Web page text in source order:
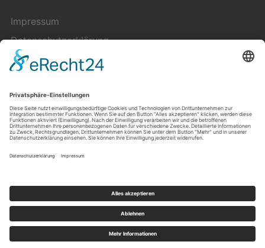
Impressum
Datenschutzerklärung
Cookie-Einstellungen
Über uns
Copyright © 2023 — Pluriversum